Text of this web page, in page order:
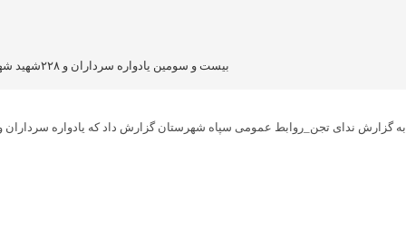
بیست و سومین یادواره سرداران و ۲۲۸شهید شهرستان میاندور در روز پنج شنبه هفته جاری برگزار می شود.
به گزارش ندای تجن_روابط عمومی سپاه شهرستان گزارش داد که یادواره سرداران و ۲۲۸شهید شهرستان میاندورود با سخنرانی سیدمحمود حسینی پور استاندار مازندران در روستای بازیارخیل برگزار می